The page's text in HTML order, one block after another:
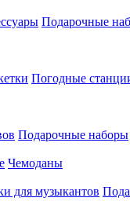
Подарочные
Погодные
Подарочные наборы
Чемоданы
для музыкантов